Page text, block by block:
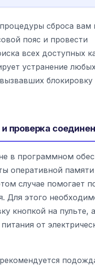
сброса вам
пояс и провести
всех доступных
устранение
блокировку
проверка
в программном
оперативной
случае помогает
Для этого
кнопкой на пульте, а
от